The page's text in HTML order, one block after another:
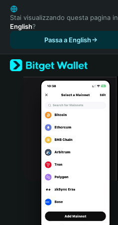
English
日本語
Tiếng Việt
Español (Latinoamérica)
Türkçe
Italiano
Português (Portugal)
Bahasa Indonesia
Português (Brasil)
Español (Argentina)
Stai visualizzando questa pagina in
English?
Passa a English